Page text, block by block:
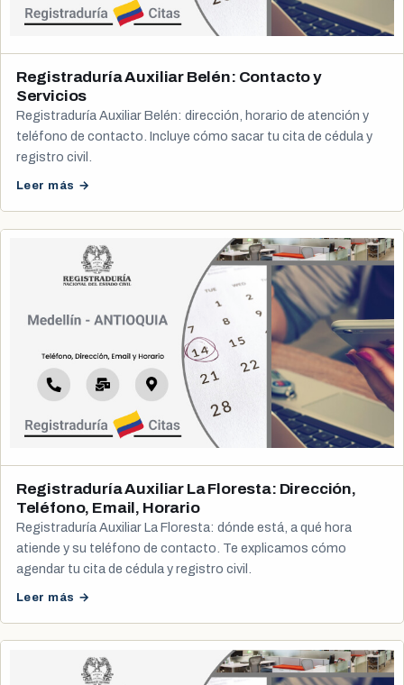
Registraduría Auxiliar Belén: Contacto y
Servicios
Registraduría Auxiliar Belén: dirección, horario de atención y
teléfono de contacto. Incluye cómo sacar tu cita de cédula y
registro civil.
Leer más →
Registraduría Auxiliar La Floresta: Dirección,
Teléfono, Email, Horario
Registraduría Auxiliar La Floresta: dónde está, a qué hora
atiende y su teléfono de contacto. Te explicamos cómo
agendar tu cita de cédula y registro civil.
Leer más →